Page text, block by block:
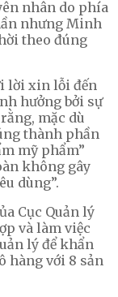
nhân do phía
nhưng Minh
theo đúng
lời xin lỗi đến
hưởng bởi sự
mặc dù
thành phần
mỹ phẩm”
không gây
dùng”.
Cục Quản lý
và làm việc
lý để khẩn
hàng với 8 sản